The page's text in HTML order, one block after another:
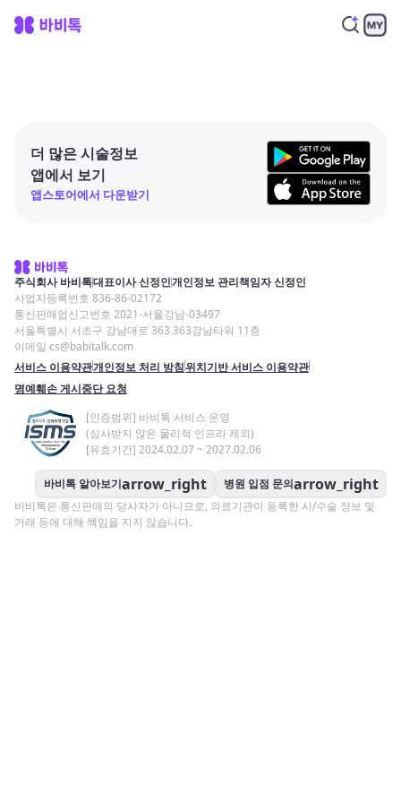
더 많은 시술정보
앱에서 보기
앱스토어에서 다운받기
주식회사 바비톡대표이사 신정인개인정보 관리책임자 신정인
사업자등록번호 836-86-02172
통신판매업신고번호 2021-서울강남-03497
서울특별시 서초구 강남대로 363 363강남타워 11층
이메일 cs@babitalk.com
서비스 이용약관개인정보 처리 방침위치기반 서비스 이용약관
명예훼손 게시중단 요청
[인증범위] 바비톡 서비스 운영
(심사받지 않은 물리적 인프라 제외)
[유효기간] 2024.02.07 ~ 2027.02.06
바비톡 알아보기arrow_right 병원 입점 문의arrow_right
바비톡은 통신판매의 당사자가 아니므로, 의료기관이 등록한 시/수술 정보 및
거래 등에 대해 책임을 지지 않습니다.